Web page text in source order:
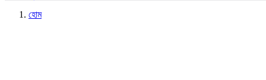
হোম